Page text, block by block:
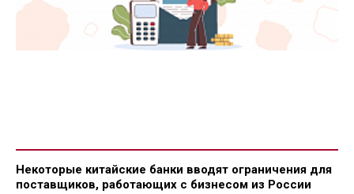
Некоторые китайские банки вводят ограничения для
поставщиков, работающих с бизнесом из России